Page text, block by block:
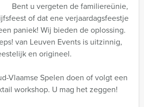
Bent u vergeten de familiereünie,
of dat ene verjaardagsfeestje
paniek! Wij bieden de oplossing.
van Leuven Events is uitzinnig,
en origineel.
Vlaamse Spelen doen of volgt een
workshop. U mag het zeggen!